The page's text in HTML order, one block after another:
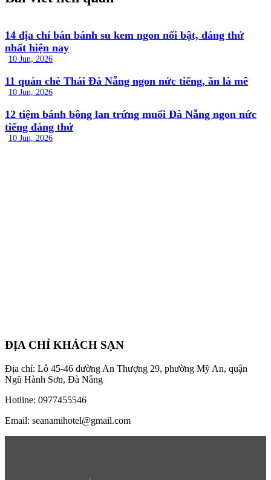
14 địa chỉ bán bánh su kem ngon nổi bật, đáng thử
nhất hiện nay
10 Jun, 2026
11 quán chè Thái Đà Nẵng ngon nức tiếng, ăn là mê
10 Jun, 2026
12 tiệm bánh bông lan trứng muối Đà Nẵng ngon nức
tiếng đáng thử
10 Jun, 2026
ĐỊA CHỈ KHÁCH SẠN
Địa chỉ: Lô 45-46 đường An Thượng 29, phường Mỹ An, quận
Ngũ Hành Sơn, Đà Nẵng
Hotline: 0977455546
Email: seanamihotel@gmail.com